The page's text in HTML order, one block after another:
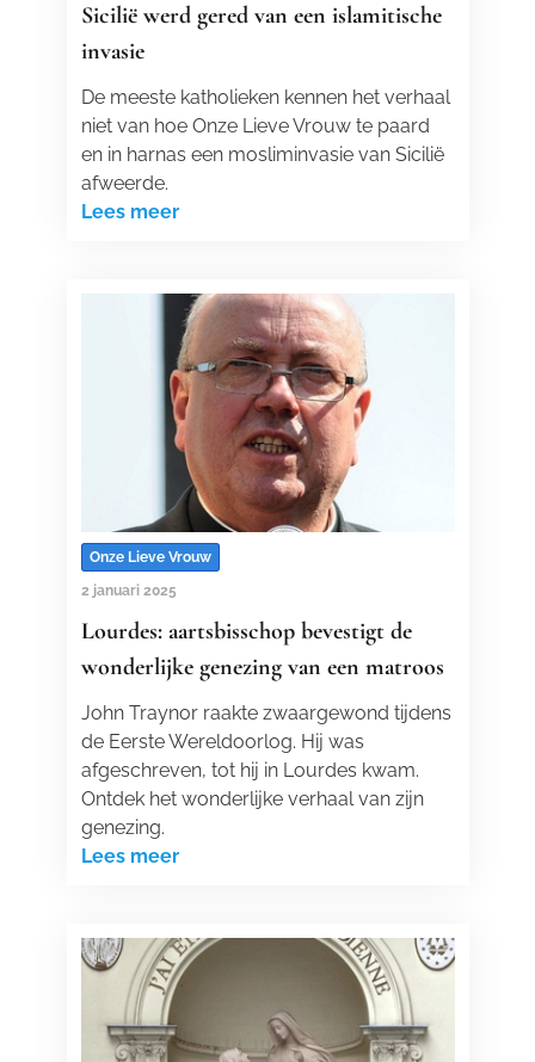
Sicilië werd gered van een islamitische
invasie
De meeste katholieken kennen het verhaal
niet van hoe Onze Lieve Vrouw te paard
en in harnas een mosliminvasie van Sicilië
afweerde.
Lees meer
Onze Lieve Vrouw
2 januari 2025
Lourdes: aartsbisschop bevestigt de
wonderlijke genezing van een matroos
John Traynor raakte zwaargewond tijdens
de Eerste Wereldoorlog. Hij was
afgeschreven, tot hij in Lourdes kwam.
Ontdek het wonderlijke verhaal van zijn
genezing.
Lees meer